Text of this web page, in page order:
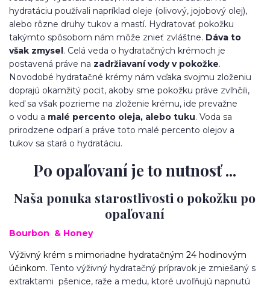
hydratáciu používali napríklad oleje (olivový, jojobový olej),
alebo rôzne druhy tukov a mastí. Hydratovať pokožku
takýmto spôsobom nám môže znieť zvláštne. Dáva to
však zmysel. Celá veda o hydratačných krémoch je
postavená práve na zadržiavaní vody v pokožke.
Novodobé hydratačné krémy nám vďaka svojmu zloženiu
doprajú okamžitý pocit, akoby sme pokožku práve zvlhčili,
keď sa však pozrieme na zloženie krému, ide prevažne
o vodu a malé percento oleja, alebo tuku. Voda sa
prirodzene odparí a práve toto malé percento olejov a
tukov sa stará o hydratáciu.
Po opaľovaní je to nutnosť ...
Naša ponuka starostlivosti o pokožku po
opaľovaní
Bourbon & Honey
Výživný krém s mimoriadne hydratačným 24 hodinovým
účinkom. Tento výživný hydratačný prípravok je zmiešaný s
extraktami pšenice, raže a medu, ktoré uvoľňujú napnutú